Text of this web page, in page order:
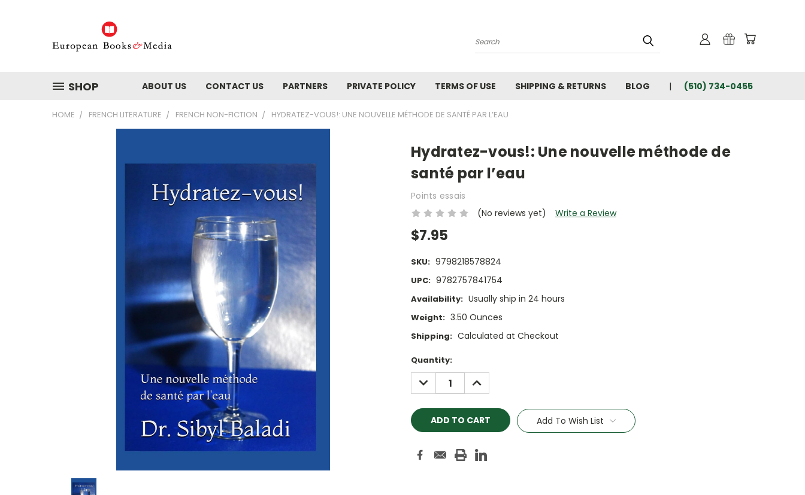
Search
SHOP ABOUT US CONTACT US PARTNERS PRIVATE POLICY TERMS OF USE SHIPPING & RETURNS BLOG (510) 734-0455
HOME FRENCH LITERATURE FRENCH NON-FICTION HYDRATEZ-VOUS!: UNE NOUVELLE MÉTHODE DE SANTÉ PAR L’EAU
Hydratez-vous!: Une nouvelle méthode de
santé par l’eau
Points essais
(No reviews yet)
Write a Review
$7.95
SKU: 9798218578824
UPC: 9782757841754
Availability: Usually ship in 24 hours
Weight: 3.50 Ounces
Shipping: Calculated at Checkout
Current
Stock:
Quantity:
DECREASE
QUANTITY:
INCREASE
QUANTITY:
Add To Wish List